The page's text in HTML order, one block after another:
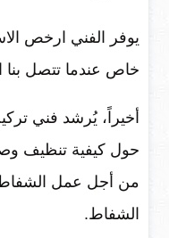
يوفر الفني ارخص
خاص عندما تتصل بنا
أخيراً، يُرشد فني
حول كيفية تنظيف
من أجل عمل
الشفاط.